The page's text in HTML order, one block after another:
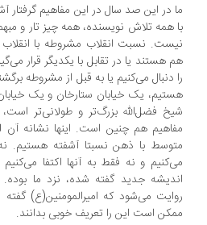
در این صد سال در این مفاهیم گرفتار
همه تلاش نویسنده، همه‌ چیز تار و مبهم
نسبت انقلاب مشروطه با انقلاب
هستند یا در تقابل با یکدیگر قرار می‌گیرند؟
دنبال می‌کنیم یا به قبل از مشروطه
یک خیابان ستارخان و یک خیابان شیخ
فضل‌الله بزرگ‌تر و طولانی‌تر است، اما
هم چنین است. اینها نشانه آن است
با ذهن نسبتا آشفته هستیم. نه از
و نه فقط به آنها اکتفا می‌کنیم و
جدید گفته شده، نزد ما بوده. مثلا
می‌شود که امیرالمومنین(ع) گفته
است این را تعریف خوبی بدانند.